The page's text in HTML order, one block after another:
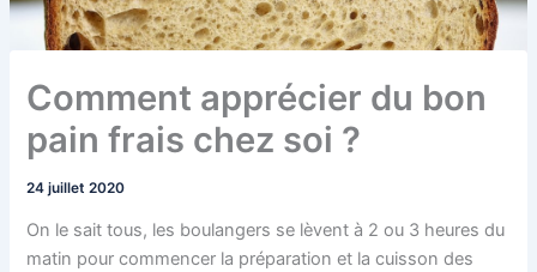
Comment apprécier du bon
pain frais chez soi ?
24 juillet 2020
On le sait tous, les boulangers se lèvent à 2 ou 3 heures du
matin pour commencer la préparation et la cuisson des